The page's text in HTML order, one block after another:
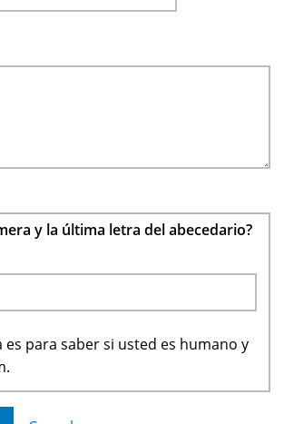
y la última letra del abecedario?
es para saber si usted es humano y